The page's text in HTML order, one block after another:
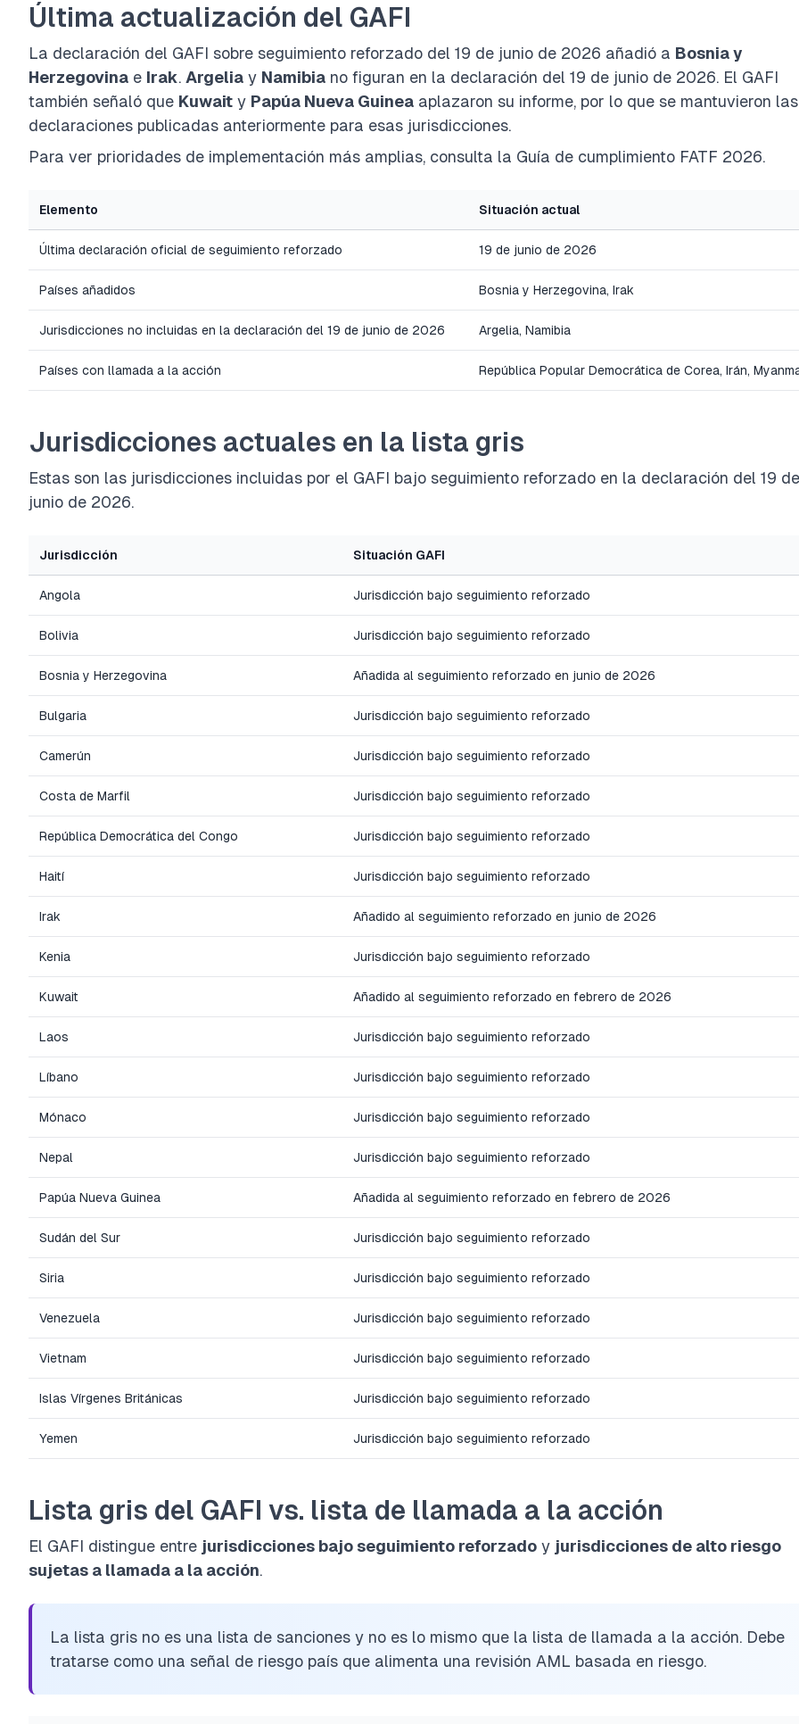
Última actualización del GAFI
La declaración del GAFI sobre seguimiento reforzado del 19 de junio de 2026 añadió a Bosnia y
Herzegovina e Irak. Argelia y Namibia no figuran en la declaración del 19 de junio de 2026. El GAFI
también señaló que Kuwait y Papúa Nueva Guinea aplazaron su informe, por lo que se mantuvieron las
declaraciones publicadas anteriormente para esas jurisdicciones.
Para ver prioridades de implementación más amplias, consulta la Guía de cumplimiento FATF 2026.
Elemento Situación actual
Última declaración oficial de seguimiento reforzado 19 de junio de 2026
Países añadidos Bosnia y Herzegovina, Irak
Jurisdicciones no incluidas en la declaración del 19 de junio de 2026 Argelia, Namibia
Países con llamada a la acción República Popular Democrática de Corea, Irán,
Jurisdicciones actuales en la lista gris
Estas son las jurisdicciones incluidas por el GAFI bajo seguimiento reforzado en la declaración del 19 de
junio de 2026.
Jurisdicción Situación GAFI
Angola Jurisdicción bajo seguimiento reforzado
Bolivia Jurisdicción bajo seguimiento reforzado
Bosnia y Herzegovina Añadida al seguimiento reforzado en junio de 2026
Bulgaria Jurisdicción bajo seguimiento reforzado
Camerún Jurisdicción bajo seguimiento reforzado
Costa de Marfil Jurisdicción bajo seguimiento reforzado
República Democrática del Congo Jurisdicción bajo seguimiento reforzado
Haití Jurisdicción bajo seguimiento reforzado
Irak Añadido al seguimiento reforzado en junio de 2026
Kenia Jurisdicción bajo seguimiento reforzado
Kuwait Añadido al seguimiento reforzado en febrero de 2026
Laos Jurisdicción bajo seguimiento reforzado
Líbano Jurisdicción bajo seguimiento reforzado
Mónaco Jurisdicción bajo seguimiento reforzado
Nepal Jurisdicción bajo seguimiento reforzado
Papúa Nueva Guinea Añadida al seguimiento reforzado en febrero de 2026
Sudán del Sur Jurisdicción bajo seguimiento reforzado
Siria Jurisdicción bajo seguimiento reforzado
Venezuela Jurisdicción bajo seguimiento reforzado
Vietnam Jurisdicción bajo seguimiento reforzado
Islas Vírgenes Británicas Jurisdicción bajo seguimiento reforzado
Yemen Jurisdicción bajo seguimiento reforzado
Lista gris del GAFI vs. lista de llamada a la acción
El GAFI distingue entre jurisdicciones bajo seguimiento reforzado y jurisdicciones de alto riesgo
sujetas a llamada a la acción.
La lista gris no es una lista de sanciones y no es lo mismo que la lista de llamada a la acción. Debe
tratarse como una señal de riesgo país que alimenta una revisión AML basada en riesgo.